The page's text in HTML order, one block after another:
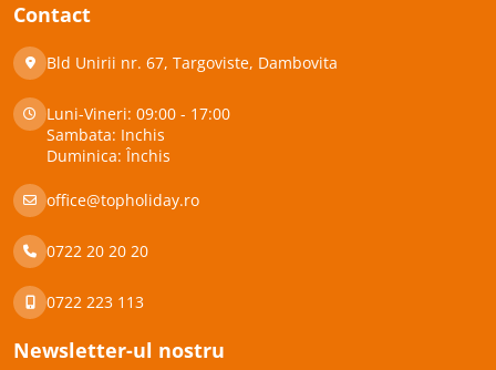
Contact
Bld Unirii nr. 67, Targoviste, Dambovita
Luni-Vineri: 09:00 - 17:00
Sambata: Inchis
Duminica: Închis
office@topholiday.ro
0722 20 20 20
0722 223 113
Newsletter-ul nostru